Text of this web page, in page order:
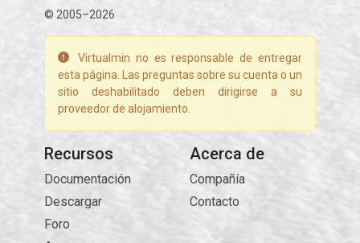
© 2005–2026
Virtualmin no es responsable de entregar
esta página. Las preguntas sobre su cuenta o un
sitio deshabilitado deben dirigirse a su
proveedor de alojamiento.
Recursos
Documentación
Descargar
Foro
Acerca de
Compañía
Contacto